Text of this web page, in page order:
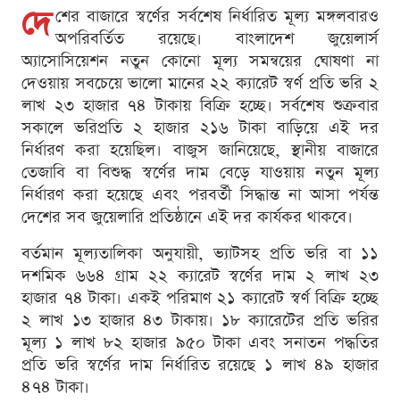
দে শের বাজারে স্বর্ণের সর্বশেষ নির্ধারিত মূল্য মঙ্গলবারও
অপরিবর্তিত রয়েছে। বাংলাদেশ জুয়েলার্স
অ্যাসোসিয়েশন নতুন কোনো মূল্য সমন্বয়ের ঘোষণা না
দেওয়ায় সবচেয়ে ভালো মানের ২২ ক্যারেট স্বর্ণ প্রতি ভরি ২
লাখ ২৩ হাজার ৭৪ টাকায় বিক্রি হচ্ছে। সর্বশেষ শুক্রবার
সকালে ভরিপ্রতি ২ হাজার ২১৬ টাকা বাড়িয়ে এই দর
নির্ধারণ করা হয়েছিল। বাজুস জানিয়েছে, স্থানীয় বাজারে
তেজাবি বা বিশুদ্ধ স্বর্ণের দাম বেড়ে যাওয়ায় নতুন মূল্য
নির্ধারণ করা হয়েছে এবং পরবর্তী সিদ্ধান্ত না আসা পর্যন্ত
দেশের সব জুয়েলারি প্রতিষ্ঠানে এই দর কার্যকর থাকবে।
বর্তমান মূল্যতালিকা অনুযায়ী, ভ্যাটসহ প্রতি ভরি বা ১১
দশমিক ৬৬৪ গ্রাম ২২ ক্যারেট স্বর্ণের দাম ২ লাখ ২৩
হাজার ৭৪ টাকা। একই পরিমাণ ২১ ক্যারেট স্বর্ণ বিক্রি হচ্ছে
২ লাখ ১৩ হাজার ৪৩ টাকায়। ১৮ ক্যারেটের প্রতি ভরির
মূল্য ১ লাখ ৮২ হাজার ৯৫০ টাকা এবং সনাতন পদ্ধতির
প্রতি ভরি স্বর্ণের দাম নির্ধারিত রয়েছে ১ লাখ ৪৯ হাজার
৪৭৪ টাকা।